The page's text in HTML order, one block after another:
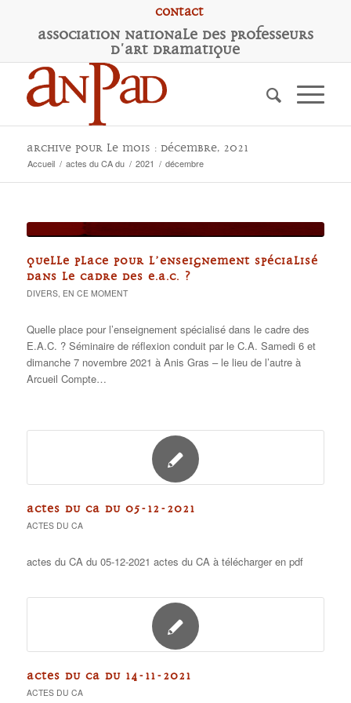
Contact
Association Nationale des Professeurs
d'Art Dramatique
Archive pour le mois : décembre, 2021
Accueil / actes du CA du / 2021 / décembre
QUELLE PLACE POUR L’ENSEIGNEMENT SPÉCIALISÉ
DANS LE CADRE DES E.A.C. ?
DIVERS, EN CE MOMENT
Quelle place pour l’enseignement spécialisé dans le cadre des
E.A.C. ? Séminaire de réflexion conduit par le C.A. Samedi 6 et
dimanche 7 novembre 2021 à Anis Gras – le lieu de l’autre à
Arcueil Compte…
ACTES DU CA DU 05-12-2021
ACTES DU CA
actes du CA du 05-12-2021 actes du CA à télécharger en pdf
ACTES DU CA DU 14-11-2021
ACTES DU CA